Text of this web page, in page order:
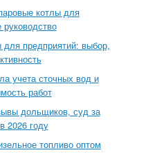
котлы для
предприятий: выбор,
учета сточных вод и
работ
дольщиков, суд за
2026 году
топливо оптом